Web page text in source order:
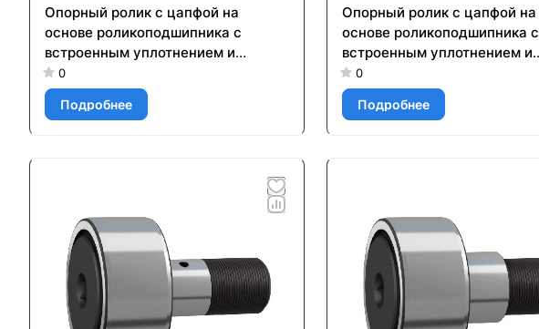
Опорный ролик с цапфой на
основе роликоподшипника с
встроенным уплотнением и
элементами для повторного
смазывания KR 52 PP
0
Подробнее
Опорный ролик с цапфой на
основе роликоподшипника с
встроенным уплотнением и
элементами для повторного
смазывания KR 90 PP
0
Подробнее